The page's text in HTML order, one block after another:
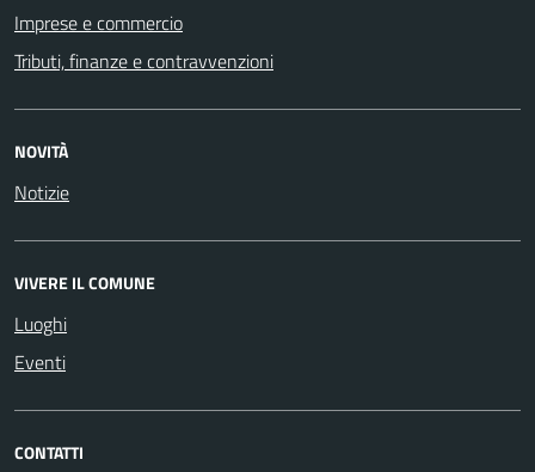
Imprese e commercio
Tributi, finanze e contravvenzioni
NOVITÀ
Notizie
VIVERE IL COMUNE
Luoghi
Eventi
CONTATTI